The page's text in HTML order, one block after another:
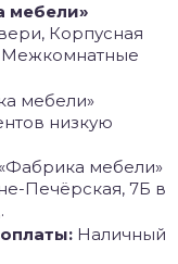
мебели»
Корпусная
Межкомнатные
мебели»
низкую
«Фабрика мебели»
Печёрская, 7Б в
Наличный